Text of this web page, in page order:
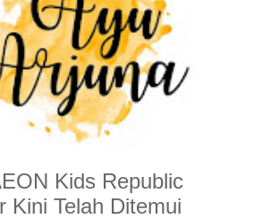
Kids Republic
Kini Telah Ditemui